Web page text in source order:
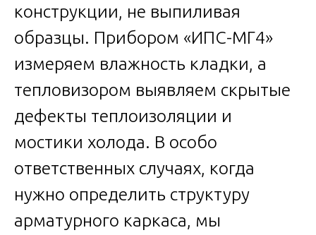
конструкции, не выпиливая
образцы. Прибором «ИПС-МГ4»
измеряем влажность кладки, а
тепловизором выявляем скрытые
дефекты теплоизоляции и
мостики холода. В особо
ответственных случаях, когда
нужно определить структуру
арматурного каркаса, мы